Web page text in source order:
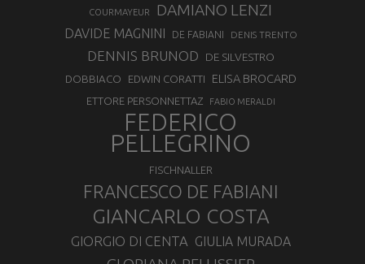
COURMAYEUR DAMIANO LENZI
DAVIDE MAGNINI DE FABIANI DENIS TRENTO
DENNIS BRUNOD DE SILVESTRO
DOBBIACO EDWIN CORATTI ELISA BROCARD
ETTORE PERSONNETTAZ FABIO MERALDI
FEDERICO
PELLEGRINO
FISCHNALLER
FRANCESCO DE FABIANI
GIANCARLO COSTA
GIORGIO DI CENTA GIULIA MURADA